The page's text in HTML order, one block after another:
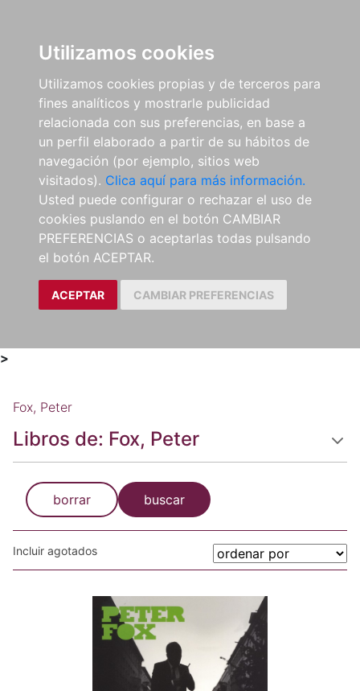
Utilizamos cookies
Utilizamos cookies propias y de terceros para
fines analíticos y mostrarle publicidad
relacionada con sus preferencias, en base a
un perfil elaborado a partir de su hábitos de
navegación (por ejemplo, sitios web
visitados). Clica aquí para más información.
Usted puede configurar o rechazar el uso de
cookies puslando en el botón CAMBIAR
PREFERENCIAS o aceptarlas todas pulsando
el botón ACEPTAR.
ACEPTAR CAMBIAR PREFERENCIAS
>
Fox, Peter
Libros de: Fox, Peter
borrar buscar
Incluir agotados